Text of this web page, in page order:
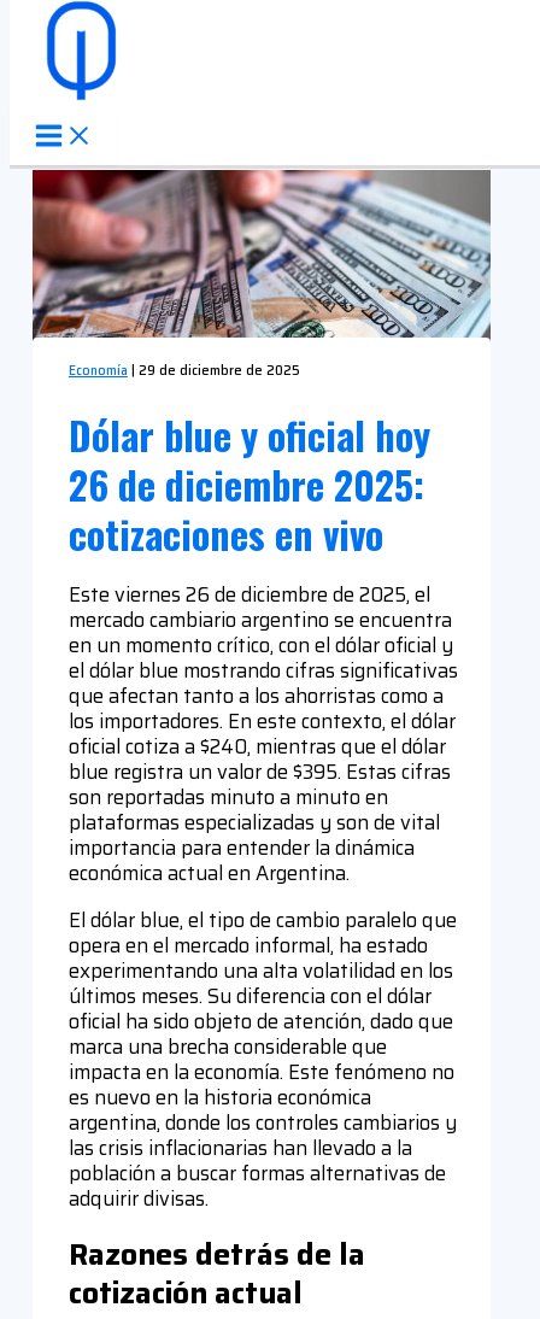
Ir al contenido
Economía | 29 de diciembre de 2025
Dólar blue y oficial hoy
26 de diciembre 2025:
cotizaciones en vivo
Este viernes 26 de diciembre de 2025, el
mercado cambiario argentino se encuentra
en un momento crítico, con el dólar oficial y
el dólar blue mostrando cifras significativas
que afectan tanto a los ahorristas como a
los importadores. En este contexto, el dólar
oficial cotiza a $240, mientras que el dólar
blue registra un valor de $395. Estas cifras
son reportadas minuto a minuto en
plataformas especializadas y son de vital
importancia para entender la dinámica
económica actual en Argentina.
El dólar blue, el tipo de cambio paralelo que
opera en el mercado informal, ha estado
experimentando una alta volatilidad en los
últimos meses. Su diferencia con el dólar
oficial ha sido objeto de atención, dado que
marca una brecha considerable que
impacta en la economía. Este fenómeno no
es nuevo en la historia económica
argentina, donde los controles cambiarios y
las crisis inflacionarias han llevado a la
población a buscar formas alternativas de
adquirir divisas.
Razones detrás de la
cotización actual